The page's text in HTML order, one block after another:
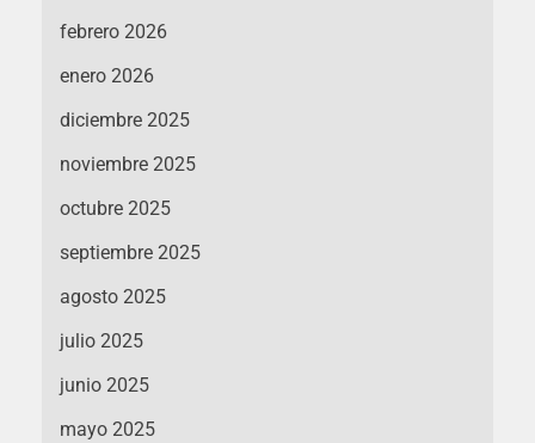
febrero 2026
enero 2026
diciembre 2025
noviembre 2025
octubre 2025
septiembre 2025
agosto 2025
julio 2025
junio 2025
mayo 2025